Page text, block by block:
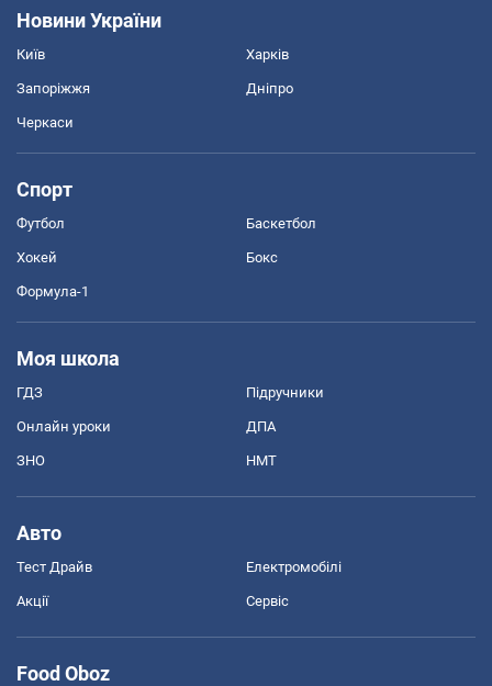
Новини України
Київ Харків
Запоріжжя Дніпро
Черкаси
Спорт
Футбол Баскетбол
Хокей Бокс
Формула-1
Моя школа
ГДЗ Підручники
Онлайн уроки ДПА
ЗНО НМТ
Авто
Тест Драйв Електромобілі
Акції Сервіс
Food Oboz